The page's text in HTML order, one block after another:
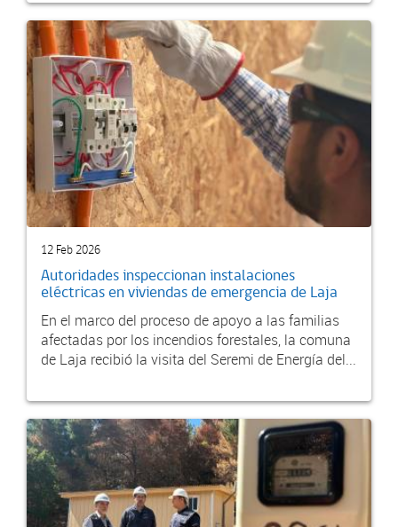
12 Feb 2026
Autoridades inspeccionan instalaciones
eléctricas en viviendas de emergencia de Laja
En el marco del proceso de apoyo a las familias
afectadas por los incendios forestales, la comuna
de Laja recibió la visita del Seremi de Energía del...